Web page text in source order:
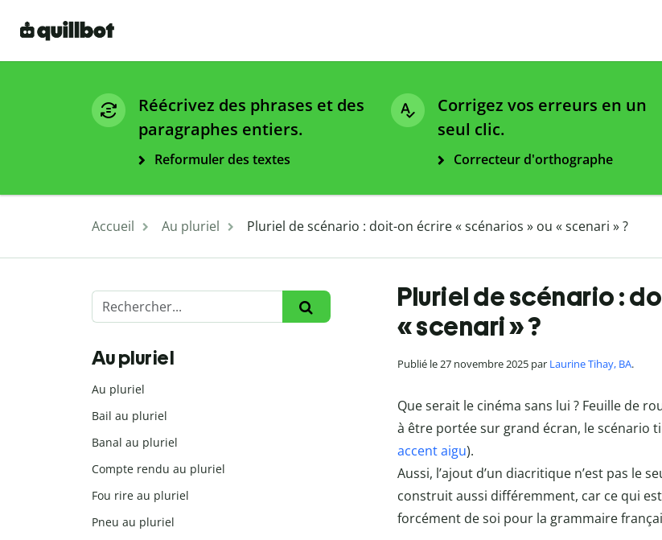
Réécrivez des phrases et des
paragraphes entiers.
Reformuler des textes
Corrigez vos erreurs en un
seul clic.
Correcteur d'orthographe
Accueil Au pluriel Pluriel de scénario : doit-on écrire « scénarios » ou « scenari » ?
Pluriel de scénario :
« scenari » ?
Publié le 27 novembre 2025 par Laurine Tihay, BA.
Que serait le cinéma sans lui ? Feuille de
à être portée sur grand écran, le scénario
accent aigu).
Aussi, l’ajout d’un diacritique n’est pas le
construit aussi différemment, car ce qui
forcément de soi pour la grammaire
Au pluriel
Au pluriel
Bail au pluriel
Banal au pluriel
Compte rendu au pluriel
Fou rire au pluriel
Pneu au pluriel